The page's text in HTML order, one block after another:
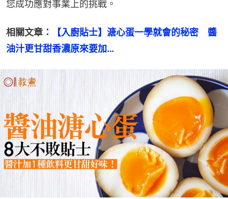
您成功應對事業上的挑戰。
相關文章：
【入廚貼士】溏心蛋一學就會的秘密　醬
油汁更甘甜香濃原來要加…